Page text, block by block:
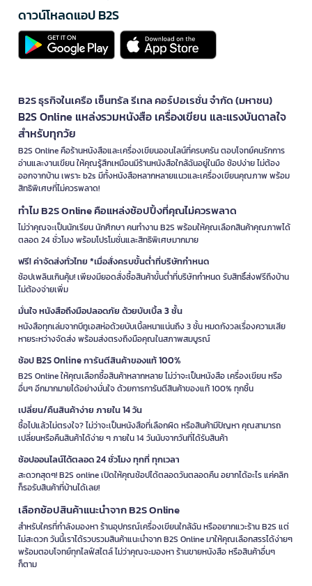
ดาวน์โหลดแอป B2S
B2S ธุรกิจในเครือ เซ็นทรัล รีเทล คอร์ปอเรชั่น จำกัด (มหาชน)
B2S Online แหล่งรวมหนังสือ เครื่องเขียน และแรงบันดาลใจ
สำหรับทุกวัย
B2S Online คือร้านหนังสือและเครื่องเขียนออนไลน์ที่ครบครัน ตอบโจทย์คนรักการ
อ่านและงานเขียน ให้คุณรู้สึกเหมือนมีร้านหนังสือใกล้ฉันอยู่ในมือ ช้อปง่าย ไม่ต้อง
ออกจากบ้าน เพราะ b2s มีทั้งหนังสือหลากหลายแนวและเครื่องเขียนคุณภาพ พร้อม
สิทธิพิเศษที่ไม่ควรพลาด!
ทำไม B2S Online คือแหล่งช้อปปิ้งที่คุณไม่ควรพลาด
ไม่ว่าคุณจะเป็นนักเรียน นักศึกษา คนทำงาน B2S พร้อมให้คุณเลือกสินค้าคุณภาพได้
ตลอด 24 ชั่วโมง พร้อมโปรโมชั่นและสิทธิพิเศษมากมาย
ฟรี! ค่าจัดส่งทั่วไทย *เมื่อสั่งครบขั้นต่ำที่บริษัทกำหนด
ช้อปเพลินเกินคุ้ม! เพียงมียอดสั่งซื้อสินค้าขั้นต่ำที่บริษัทกำหนด รับสิทธิ์ส่งฟรีถึงบ้าน
ไม่ต้องจ่ายเพิ่ม
มั่นใจ หนังสือถึงมือปลอดภัย ด้วยบับเบิ้ล 3 ชั้น
หนังสือทุกเล่มจากบีทูเอสห่อด้วยบับเบิ้ลหนาแน่นถึง 3 ชั้น หมดกังวลเรื่องความเสีย
หายระหว่างจัดส่ง พร้อมส่งตรงถึงมือคุณในสภาพสมบูรณ์
ช้อป B2S Online การันตีสินค้าของแท้ 100%
B2S Online ให้คุณเลือกซื้อสินค้าหลากหลาย ไม่ว่าจะเป็นหนังสือ เครื่องเขียน หรือ
อื่นๆ อีกมากมายได้อย่างมั่นใจ ด้วยการการันตีสินค้าของแท้ 100% ทุกชิ้น
เปลี่ยน/คืนสินค้าง่าย ภายใน 14 วัน
ซื้อไปแล้วไม่ตรงใจ? ไม่ว่าจะเป็นหนังสือที่เลือกผิด หรือสินค้ามีปัญหา คุณสามารถ
เปลี่ยนหรือคืนสินค้าได้ง่าย ๆ ภายใน 14 วันนับจากวันที่ได้รับสินค้า
ช้อปออนไลน์ได้ตลอด 24 ชั่วโมง ทุกที่ ทุกเวลา
สะดวกสุดๆ! B2S online เปิดให้คุณช้อปได้ตลอดวันตลอดคืน อยากได้อะไร แค่คลิก
ก็รอรับสินค้าที่บ้านได้เลย!
เลือกช้อปสินค้าแนะนำจาก B2S Online
สำหรับใครที่กำลังมองหา ร้านอุปกรณ์เครื่องเขียนใกล้ฉัน หรืออยากแวะร้าน B2S แต่
ไม่สะดวก วันนี้เราได้รวบรวมสินค้าแนะนำจาก B2S Online มาให้คุณเลือกสรรได้ง่ายๆ
พร้อมตอบโจทย์ทุกไลฟ์สไตล์ ไม่ว่าคุณจะมองหา ร้านขายหนังสือ หรือสินค้าอื่นๆ
ก็ตาม